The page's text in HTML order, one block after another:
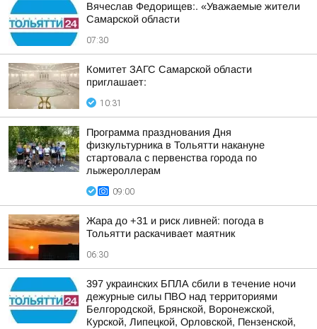
Вячеслав Федорищев:. «Уважаемые жители
Самарской области
07:30
Комитет ЗАГС Самарской области
приглашает:
10:31
Программа празднования Дня
физкультурника в Тольятти накануне
стартовала с первенства города по
лыжероллерам
09:00
Жара до +31 и риск ливней: погода в
Тольятти раскачивает маятник
06:30
397 украинских БПЛА сбили в течение ночи
дежурные силы ПВО над территориями
Белгородской, Брянской, Воронежской,
Курской, Липецкой, Орловской, Пензенской,